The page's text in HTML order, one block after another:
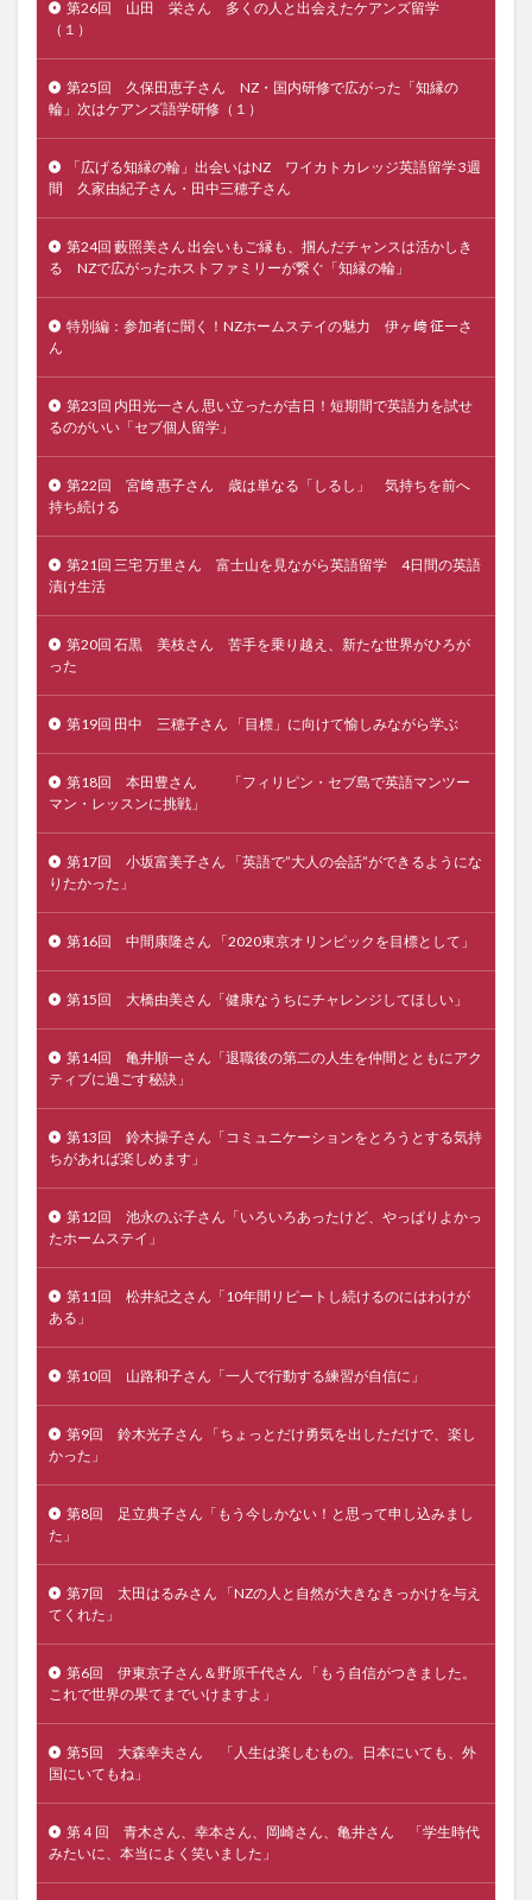
第26回 山田 栄さん 多くの人と出会えたケアンズ留学
（１）
第25回 久保田恵子さん NZ・国内研修で広がった「知縁の
輪」次はケアンズ語学研修（１）
「広げる知縁の輪」出会いはNZ ワイカトカレッジ英語留学 3週
間 久家由紀子さん・田中三穂子さん
第24回 藪照美さん 出会いもご縁も、掴んだチャンスは活かしき
る NZで広がったホストファミリーが繋ぐ「知縁の輪」
特別編：参加者に聞く！NZホームステイの魅力 伊ヶ﨑 征一さ
ん
第23回 内田光一さん 思い立ったが吉日！短期間で英語力を試せ
るのがいい「セブ個人留学」
第22回 宮﨑 惠子さん 歳は単なる「しるし」 気持ちを前へ
持ち続ける
第21回 三宅 万里さん 富士山を見ながら英語留学 4日間の英語
漬け生活
第20回 石黒 美枝さん 苦手を乗り越え、新たな世界がひろが
った
第19回 田中 三穂子さん 「目標」に向けて愉しみながら学ぶ
第18回 本田豊さん 「フィリピン・セブ島で英語マンツー
マン・レッスンに挑戦」
第17回 小坂富美子さん 「英語で”大人の会話”ができるようにな
りたかった」
第16回 中間康隆さん 「2020東京オリンピックを目標として」
第15回 大橋由美さん「健康なうちにチャレンジしてほしい」
第14回 亀井順一さん「退職後の第二の人生を仲間とともにアク
ティブに過ごす秘訣」
第13回 鈴木操子さん「コミュニケーションをとろうとする気持
ちがあれば楽しめます」
第12回 池永のぶ子さん「いろいろあったけど、やっぱりよかっ
たホームステイ」
第11回 松井紀之さん「10年間リピートし続けるのにはわけが
ある」
第10回 山路和子さん「一人で行動する練習が自信に」
第9回 鈴木光子さん 「ちょっとだけ勇気を出しただけで、楽し
かった」
第8回 足立典子さん「もう今しかない！と思って申し込みまし
た」
第7回 太田はるみさん 「NZの人と自然が大きなきっかけを与え
てくれた」
第6回 伊東京子さん＆野原千代さん 「もう自信がつきました。
これで世界の果てまでいけますよ」
第5回 大森幸夫さん 「人生は楽しむもの。日本にいても、外
国にいてもね」
第４回 青木さん、幸本さん、岡崎さん、亀井さん 「学生時代
みたいに、本当によく笑いました」